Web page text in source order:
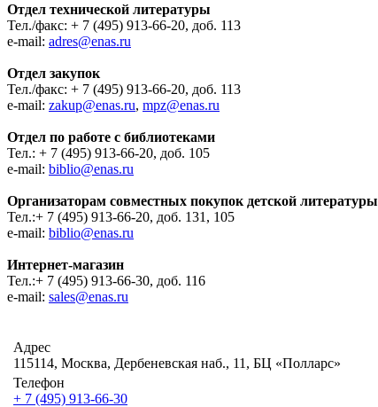
Отдел технической литературы
Тел./факс: + 7 (495) 913-66-20, доб. 113
e-mail: adres@enas.ru
Отдел закупок
Тел./факс: + 7 (495) 913-66-20, доб. 113
e-mail: zakup@enas.ru, mpz@enas.ru
Отдел по работе с библиотеками
Тел.: + 7 (495) 913-66-20, доб. 105
e-mail: biblio@enas.ru
Организаторам совместных покупок детской литературы
Тел.:+ 7 (495) 913-66-20, доб. 131, 105
e-mail: biblio@enas.ru
Интернет-магазин
Тел.:+ 7 (495) 913-66-30, доб. 116
e-mail: sales@enas.ru
Адрес
115114, Москва, Дербеневская наб., 11, БЦ «Полларс»
Телефон
+ 7 (495) 913-66-30